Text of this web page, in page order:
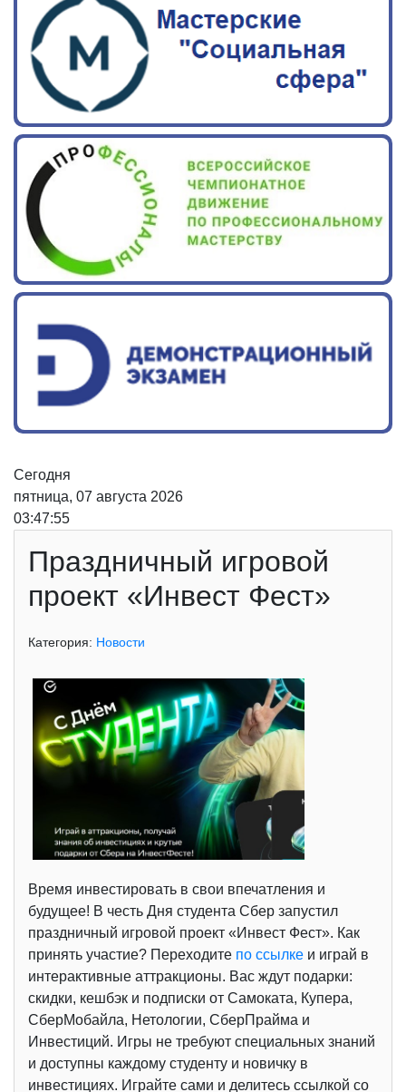
Сегодня
пятница, 07 августа 2026
03:47:55
Праздничный игровой
проект «Инвест Фест»
Категория: Новости
Время инвестировать в свои впечатления и
будущее! В честь Дня студента Сбер запустил
праздничный игровой проект «Инвест Фест». Как
принять участие? Переходите по ссылке и играй в
интерактивные аттракционы. Вас ждут подарки:
скидки, кешбэк и подписки от Самоката, Купера,
СберМобайла, Нетологии, СберПрайма и
Инвестиций. Игры не требуют специальных знаний
и доступны каждому студенту и новичку в
инвестициях. Играйте сами и делитесь ссылкой со